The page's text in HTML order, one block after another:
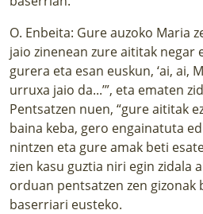
O. Enbeita: Gure auzoko Maria
jaio zinenean zure aititak negar
gurera eta esan euskun, ‘ai, ai,
urruxa jaio da...’”, eta ematen
Pentsatzen nuen, “gure aititak
baina keba, gero engainatuta
nintzen eta gure amak beti
zien kasu guztia niri egin zidala
orduan pentsatzen zen gizonak
baserriari eusteko.